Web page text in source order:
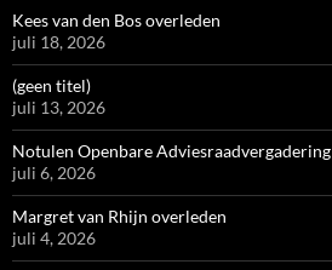
Kees van den Bos overleden
juli 18, 2026
(geen titel)
juli 13, 2026
Notulen Openbare Adviesraadvergadering
juli 6, 2026
Margret van Rhijn overleden
juli 4, 2026